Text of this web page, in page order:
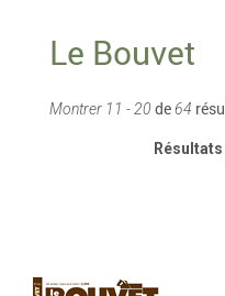
Le Bouvet
Montrer 11 - 20 de64